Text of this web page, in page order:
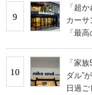
9
「超
カーサ
「最
10
「家
ダル”
日過ご